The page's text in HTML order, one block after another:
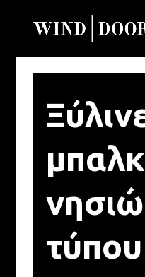
τύπου